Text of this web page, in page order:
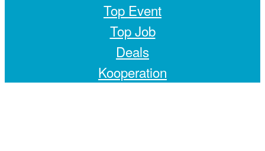
Top Event
Top Job
Deals
Kooperation